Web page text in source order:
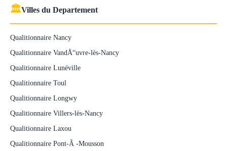
🏛Villes du Departement
Qualitionnaire Nancy
Qualitionnaire VandÅ“uvre-lès-Nancy
Qualitionnaire Lunéville
Qualitionnaire Toul
Qualitionnaire Longwy
Qualitionnaire Villers-lès-Nancy
Qualitionnaire Laxou
Qualitionnaire Pont-Ã -Mousson